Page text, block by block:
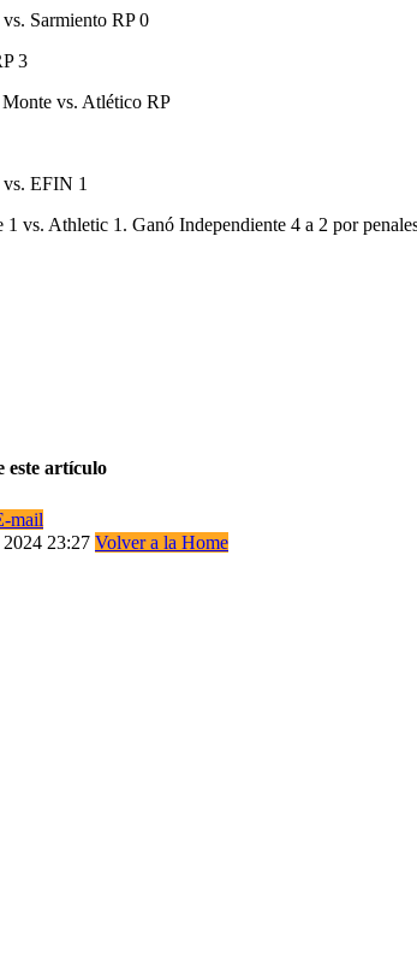
Sarmiento RP 0
3
vs. Atlético RP
EFIN 1
1 vs. Athletic 1. Ganó Independiente 4 a 2 por
este artículo
mail
23:27 Volver a la Home